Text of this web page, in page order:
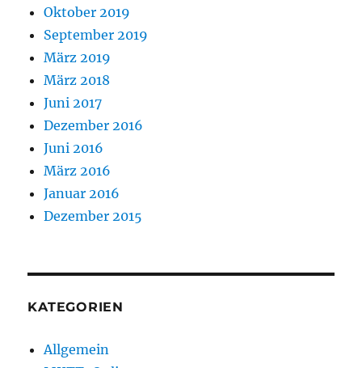
Oktober 2019
September 2019
März 2019
März 2018
Juni 2017
Dezember 2016
Juni 2016
März 2016
Januar 2016
Dezember 2015
KATEGORIEN
Allgemein